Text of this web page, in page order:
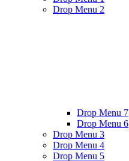
Drop Menu 2
Drop Menu 7
Drop Menu 6
Drop Menu 3
Drop Menu 4
Drop Menu 5